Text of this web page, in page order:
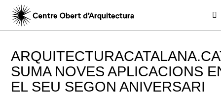
SUMA NOVES APLICACIONS
EL SEU SEGON ANIVERSARI